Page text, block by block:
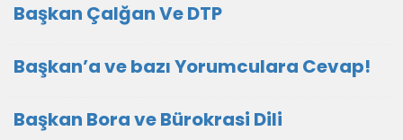
Başkan Çalğan Ve DTP
Başkan’a ve bazı Yorumculara Cevap!
Başkan Bora ve Bürokrasi Dili